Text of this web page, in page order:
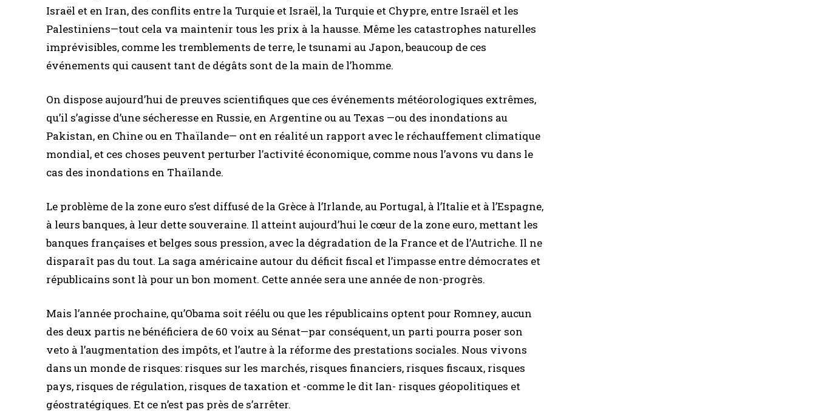
Israël et en Iran, des conflits entre la Turquie et Israël, la Turquie et Chypre, entre Israël et les
Palestiniens—tout cela va maintenir tous les prix à la hausse. Même les catastrophes naturelles
imprévisibles, comme les tremblements de terre, le tsunami au Japon, beaucoup de ces
événements qui causent tant de dégâts sont de la main de l’homme.
On dispose aujourd’hui de preuves scientifiques que ces événements météorologiques extrêmes,
qu’il s’agisse d’une sécheresse en Russie, en Argentine ou au Texas —ou des inondations au
Pakistan, en Chine ou en Thaïlande— ont en réalité un rapport avec le réchauffement climatique
mondial, et ces choses peuvent perturber l’activité économique, comme nous l’avons vu dans le
cas des inondations en Thaïlande.
Le problème de la zone euro s’est diffusé de la Grèce à l’Irlande, au Portugal, à l’Italie et à l’Espagne,
à leurs banques, à leur dette souveraine. Il atteint aujourd’hui le cœur de la zone euro, mettant les
banques françaises et belges sous pression, avec la dégradation de la France et de l’Autriche. Il ne
disparaît pas du tout. La saga américaine autour du déficit fiscal et l’impasse entre démocrates et
républicains sont là pour un bon moment. Cette année sera une année de non-progrès.
Mais l’année prochaine, qu’Obama soit réélu ou que les républicains optent pour Romney, aucun
des deux partis ne bénéficiera de 60 voix au Sénat—par conséquent, un parti pourra poser son
veto à l’augmentation des impôts, et l’autre à la réforme des prestations sociales. Nous vivons
dans un monde de risques: risques sur les marchés, risques financiers, risques fiscaux, risques
pays, risques de régulation, risques de taxation et -comme le dit Ian- risques géopolitiques et
géostratégiques. Et ce n’est pas près de s’arrêter.